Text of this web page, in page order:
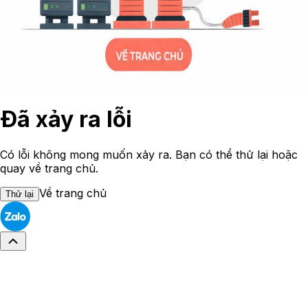
Đã xảy ra lỗi
Có lỗi không mong muốn xảy ra. Bạn có thể thử lại hoặc
quay về trang chủ.
Thử lại Về trang chủ